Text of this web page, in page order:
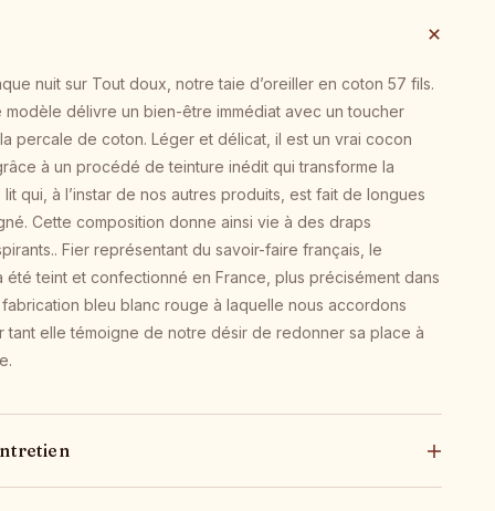
nuit sur Tout doux, notre taie d’oreiller en coton 57 fils.
modèle délivre un bien-être immédiat avec un toucher
percale de coton. Léger et délicat, il est un vrai cocon
à un procédé de teinture inédit qui transforme la
qui, à l’instar de nos autres produits, est fait de longues
Cette composition donne ainsi vie à des draps
Fier représentant du savoir-faire français, le
été teint et confectionné en France, plus précisément dans
bleu blanc rouge à laquelle nous accordons
tant elle témoigne de notre désir de redonner sa place à